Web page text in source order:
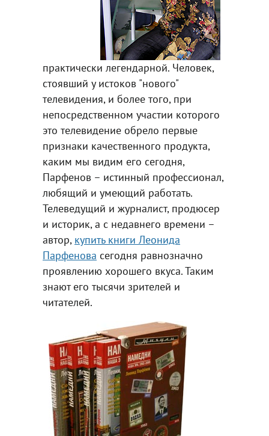
практически легендарной. Человек,
стоявший у истоков "нового"
телевидения, и более того, при
непосредственном участии которого
это телевидение обрело первые
признаки качественного продукта,
каким мы видим его сегодня,
Парфенов – истинный профессионал,
любящий и умеющий работать.
Телеведущий и журналист, продюсер
и историк, а с недавнего времени –
автор, купить книги Леонида
Парфенова сегодня равнозначно
проявлению хорошего вкуса. Таким
знают его тысячи зрителей и
читателей.